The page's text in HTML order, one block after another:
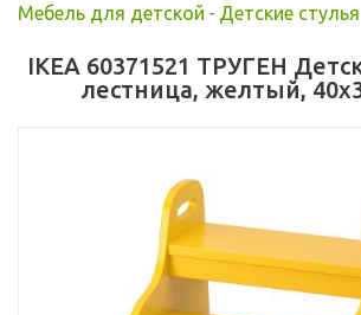
Мебель для детской - Детские стулья
IKEA 60371521 ТРУГЕН
лестница, желтый,